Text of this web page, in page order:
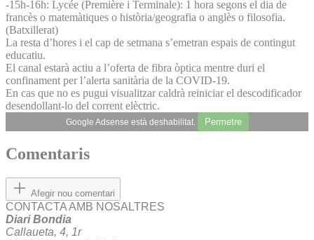
-15h-16h: Lycée (Première i Terminale): 1 hora segons el dia de
francès o matemàtiques o història/geografia o anglès o filosofia.
(Batxillerat)
La resta d’hores i el cap de setmana s’emetran espais de contingut
educatiu.
El canal estarà actiu a l’oferta de fibra òptica mentre duri el
confinament per l’alerta sanitària de la COVID-19.
En cas que no es pugui visualitzar caldrà reiniciar el descodificador
desendollant-lo del corrent elèctric.
Google Adsense està deshabilitat. Permetre
Comentaris
Afegir nou comentari
CONTACTA AMB NOSALTRES
Diari Bondia
Callaueta, 4, 1r